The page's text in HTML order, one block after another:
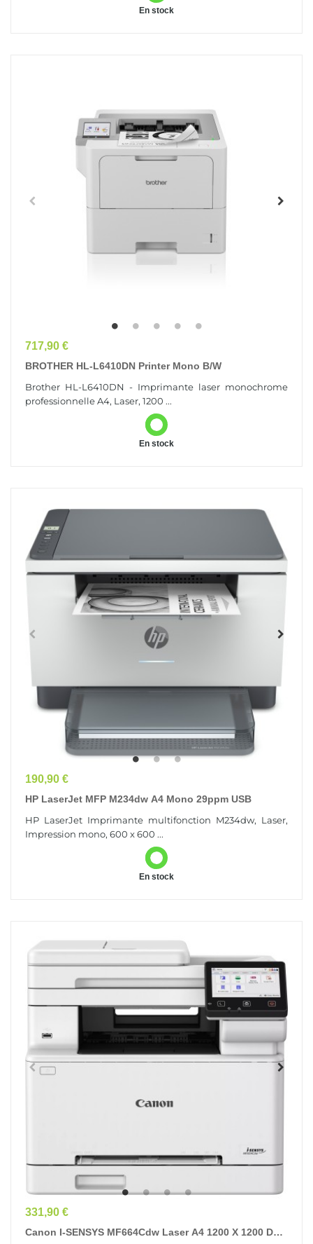
En stock
Prix
717,90 €
BROTHER HL-L6410DN Printer Mono B/W
Brother HL-L6410DN - Imprimante laser monochrome
professionnelle A4, Laser, 1200 ...
En stock
Prix
190,90 €
HP LaserJet MFP M234dw A4 Mono 29ppm USB
HP LaserJet Imprimante multifonction M234dw, Laser,
Impression mono, 600 x 600 ...
En stock
Prix
331,90 €
Canon I-SENSYS MF664Cdw Laser A4 1200 X 1200 DPI